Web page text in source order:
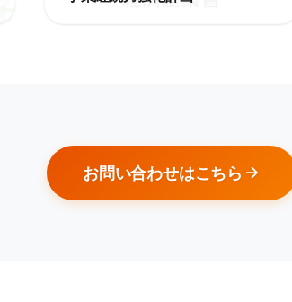
お問い合わせはこちら